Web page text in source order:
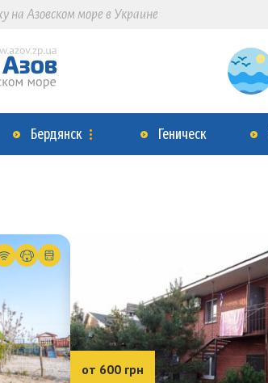
на Азовском море в Украине
Бердянск Геническ
от 600 грн